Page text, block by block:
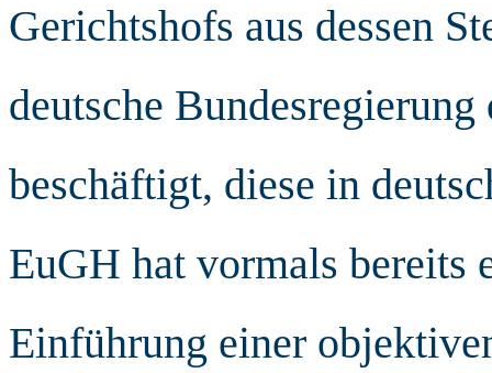
Gerichtshofs aus dessen
deutsche
beschäftigt, diese in
EuGH hat vormals bereits
Einführung einer